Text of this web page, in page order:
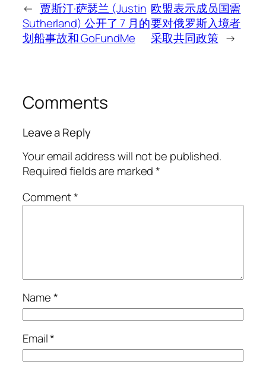
← 贾斯汀·萨瑟兰 (Justin
Sutherland) 公开了 7 月的
划船事故和 GoFundMe
欧盟表示成员国需
要对俄罗斯入境者
采取共同政策 →
Comments
Leave a Reply
Your email address will not be published.
Required fields are marked*
Comment*
Name*
Email*